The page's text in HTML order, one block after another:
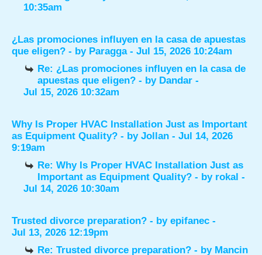
10:35am
¿Las promociones influyen en la casa de apuestas
que eligen? - by Paragga- Jul 15, 2026 10:24am
Re: ¿Las promociones influyen en la casa de
apuestas que eligen? - by Dandar -
Jul 15, 2026 10:32am
Why Is Proper HVAC Installation Just as Important
as Equipment Quality? - by Jollan - Jul 14, 2026
9:19am
Re: Why Is Proper HVAC Installation Just as
Important as Equipment Quality? - by rokal -
Jul 14, 2026 10:30am
Trusted divorce preparation? - by epifanec -
Jul 13, 2026 12:19pm
Re: Trusted divorce preparation? - by Mancin